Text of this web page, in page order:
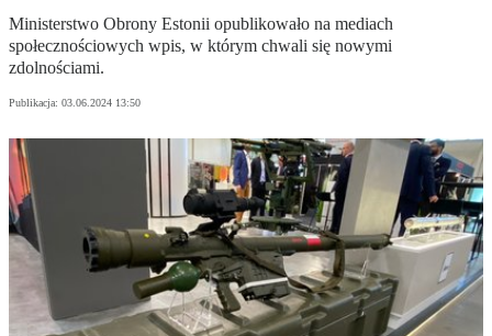
Ministerstwo Obrony Estonii opublikowało na mediach
społecznościowych wpis, w którym chwali się nowymi
zdolnościami.
Publikacja: 03.06.2024 13:50